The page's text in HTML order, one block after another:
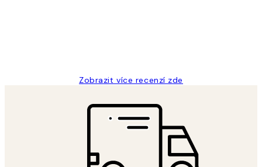
Zobrazit více recenzí zde